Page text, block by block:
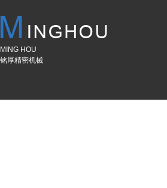
MING HOU
铭厚精密机械